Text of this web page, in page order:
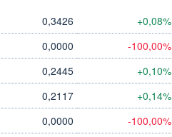
0,3426 +0,08%
0,0000 -100,00%
0,2445 +0,10%
0,2117 +0,14%
0,0000 -100,00%